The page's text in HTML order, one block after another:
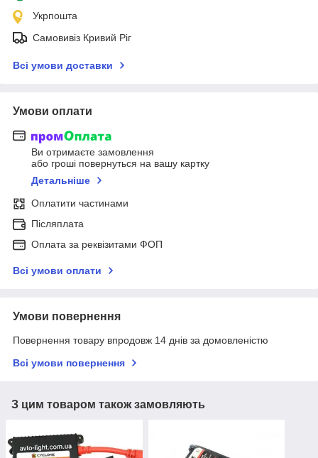
Укрпошта
Самовивіз Кривий Ріг
Всі умови доставки
Умови оплати
Ви отримаєте замовлення
або гроші повернуться на вашу картку
Детальніше
Оплатити частинами
Післяплата
Оплата за реквізитами ФОП
Всі умови оплати
Умови повернення
Повернення товару впродовж 14 днів за домовленістю
Всі умови повернення
З цим товаром також замовляють